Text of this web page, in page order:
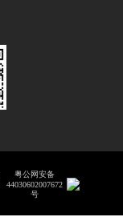
粤公网安备
44030602007672
号